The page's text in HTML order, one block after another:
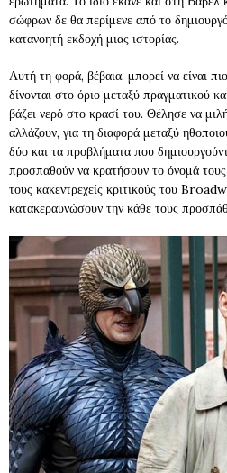
σώφρων δε θα περίμενε από το
κατανοητή εκδοχή μιας ιστορίας.
Αυτή τη φορά, βέβαια, μπορεί να είναι
δίνονται στο όριο μεταξύ πραγματικού
βάζει νερό στο κρασί του. Θέλησε να
αλλάζουν, για τη διαφορά μεταξύ
δύο και τα προβλήματα που
προσπαθούν να κρατήσουν το όνομά
τους κακεντρεχείς κριτικούς του
κατακεραυνώσουν την κάθε τους